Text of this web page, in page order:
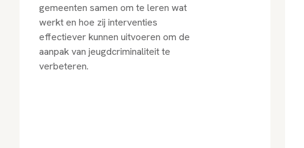
gemeenten samen om te leren wat
werkt en hoe zij interventies
effectiever kunnen uitvoeren om de
aanpak van jeugdcriminaliteit te
verbeteren.